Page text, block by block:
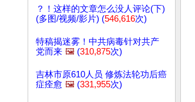
？！这样的文章怎么没人评论(下)
(多图/视频/影片) (546,616次)
特稿揭迷雾！中共病毒针对共产
党而来 🖼️ (310,875次)
吉林市原610人员 修炼法轮功后癌
症痊愈 🖼️ (331,955次)